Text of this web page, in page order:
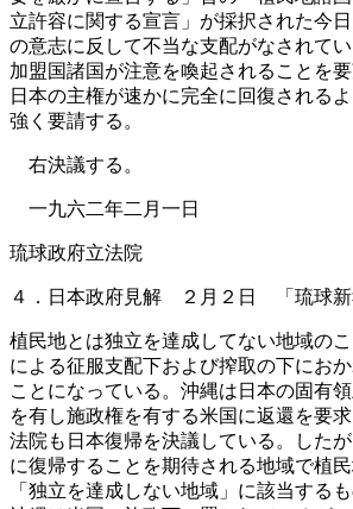
立許容に関する宣言」が採択された今
の意志に反して不当な支配がなされて
加盟国諸国が注意を喚起されることを
日本の主権が速かに完全に回復される
強く要請する。
右決議する。
一九六二年二月一日
琉球政府立法院
４．日本政府見解 ２月２日 「琉球新
植民地とは独立を達成してない地域の
による征服支配下および搾取の下にお
ことになっている。沖縄は日本の固有
を有し施政権を有する米国に返還を要
法院も日本復帰を決議している。した
に復帰することを期待される地域で植
「独立を達成しない地域」に該当する